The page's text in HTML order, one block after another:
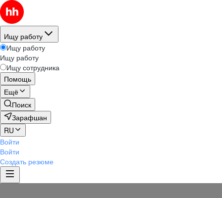
Ищу работу
Ищу работу
Ищу работу
Ищу сотрудника
Помощь
Ещё
Поиск
Зарафшан
RU
Войти
Войти
Создать резюме